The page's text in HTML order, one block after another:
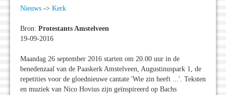
Nieuws -> Kerk
Bron: Protestants Amstelveen
19-09-2016
Maandag 26 september 2016 starten om 20.00 uur in de
benedenzaal van de Paaskerk Amstelveen, Augustinuspark 1, de
repetities voor de gloednieuwe cantate 'Wie zin heeft ...'. Teksten
en muziek van Nico Hovius zijn geïnspireerd op Bachs